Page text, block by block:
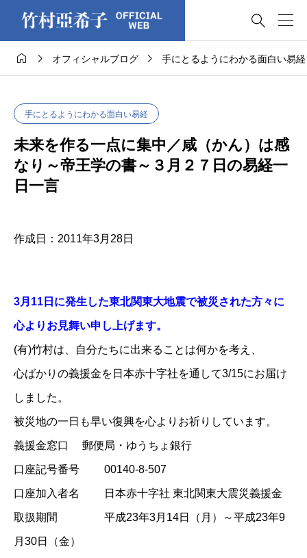

  オフィシャルブログ  手にとるようにわかる面白い易経
手にとるようにわかる面白い易経
未来を作る一点に集中／咸（かん）は感
なり～帝王学の書～３月２７日の易経一
日一言
作成日：2011年3月28日
3月11日に発生した東北関東大地震で被災された方々に
心よりお見舞い申し上げます。
(有)竹村は、自分たちに出来ることは何かを考え、
心ばかりの義援金を 日本赤十字社を通して3/15にお届け
しました。
被災地の一日も早い復興を心よりお祈りしています。
義援金窓口 郵便局・ゆうちょ銀行
口座記号番号 00140-8-507
口座加入者名 日本赤十字社 東北関東大震災義援金
取扱期間 平成23年3月14日（月）～平成23年9
月30日（金）